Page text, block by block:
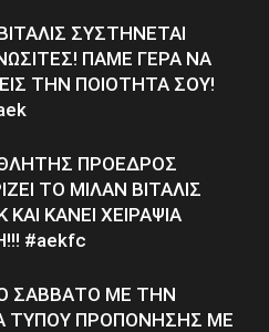
ΣΥΣΤΗΝΕΤΑΙ
ΠΑΜΕ ΓΕΡΑ ΝΑ
ΤΗΝ ΠΟΙΟΤΗΤΑ ΣΟΥ!
ΠΡΟΕΔΡΟΣ
ΤΟ ΜΙΛΑΝ ΒΙΤΑΛΙΣ
ΚΑΝΕΙ ΧΕΙΡΑΨΙΑ
#aekfc
ΣΑΒΒΑΤΟ ΜΕ ΤΗΝ
ΤΥΠΟΥ ΠΡΟΠΟΝΗΣΗΣ ΜΕ